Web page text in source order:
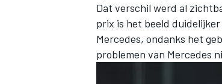
Dat verschil werd al
prix is het beeld
Mercedes, ondanks het
problemen van Mercedes